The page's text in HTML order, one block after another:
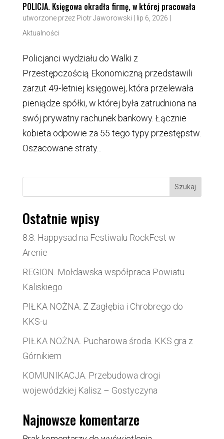
POLICJA. Księgowa okradła firmę, w której pracowała
utworzone przez Piotr Jaworowski lip 6, 2026
Aktualności
Policjanci wydziału do Walki z
Przestępczością Ekonomiczną przedstawili
zarzut 49-letniej księgowej, która przelewała
pieniądze spółki, w której była zatrudniona na
swój prywatny rachunek bankowy. Łącznie
kobieta odpowie za 55 tego typy przestępstw.
Oszacowane straty...
Szukaj
Ostatnie wpisy
8.8. Happysad na Festiwalu RockFest w
Arenie
REGION. Mołdawska współpraca Powiatu
Kaliskiego
PIŁKA NOŻNA. Z Zagłębia i Chrobrego do
KKS-u
PIŁKA NOŻNA. Pucharowa środa. KKS gra z
Górnikiem
KOMUNIKACJA. Przebudowa drogi
wojewódzkiej Kalisz – Gostyczyna
Najnowsze komentarze